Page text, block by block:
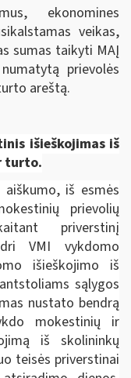
ekonomines
veikas,
sumas taikyti MAĮ
prievolės
areštą.
išieškojimas iš
turto.
iš esmės
prievolių
priverstinį
VMI vykdomo
išieškojimo iš
sąlygos
nustato bendrą
mokestinių ir
iš skolininkų
teisės priverstinai